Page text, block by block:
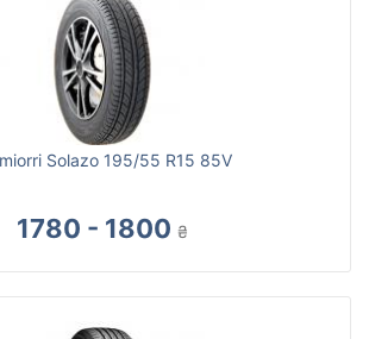
Solazo 195/55 R15 85V
1780 - 1800 ₴